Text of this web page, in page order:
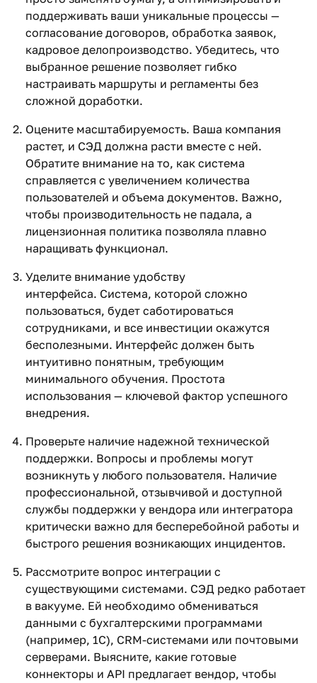
поддерживать ваши уникальные процессы —
согласование договоров, обработка заявок,
кадровое делопроизводство. Убедитесь, что
выбранное решение позволяет гибко
настраивать маршруты и регламенты без
сложной доработки.
Оцените масштабируемость. Ваша компания
растет, и СЭД должна расти вместе с ней.
Обратите внимание на то, как система
справляется с увеличением количества
пользователей и объема документов. Важно,
чтобы производительность не падала, а
лицензионная политика позволяла плавно
наращивать функционал.
Уделите внимание удобству
интерфейса. Система, которой сложно
пользоваться, будет саботироваться
сотрудниками, и все инвестиции окажутся
бесполезными. Интерфейс должен быть
интуитивно понятным, требующим
минимального обучения. Простота
использования — ключевой фактор успешного
внедрения.
Проверьте наличие надежной технической
поддержки. Вопросы и проблемы могут
возникнуть у любого пользователя. Наличие
профессиональной, отзывчивой и доступной
службы поддержки у вендора или интегратора
критически важно для бесперебойной работы и
быстрого решения возникающих инцидентов.
Рассмотрите вопрос интеграции с
существующими системами. СЭД редко работает
в вакууме. Ей необходимо обмениваться
данными с бухгалтерскими программами
(например, 1С), CRM-системами или почтовыми
серверами. Выясните, какие готовые
коннекторы и API предлагает вендор, чтобы